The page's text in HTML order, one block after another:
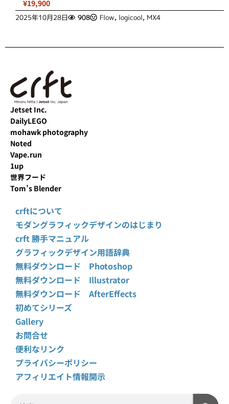
¥19,900
2025年10月28日 908 Flow, logicool, MX4
Jetset Inc.
DailyLEGO
mohawk photography
Noted
Vape.run
1up
世界フード
Tom’s Blender
crftについて
モダングラフィックデザインのはじまり
crft 勝手マニュアル
グラフィックデザイン用語辞典
無料ダウンロード Photoshop
無料ダウンロード Illustrator
無料ダウンロード AfterEffects
初めてシリーズ
Gallery
お問合せ
便利なリンク
プライバシーポリシー
アフィリエイト情報開示